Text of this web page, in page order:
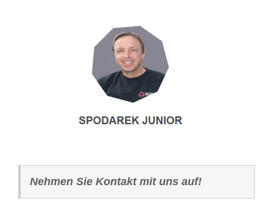
Nehmen Sie Kontakt mit uns auf!